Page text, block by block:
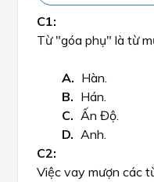
Từ "góa phụ" là từ
Hàn.
Hán.
Ấn Độ.
Anh.
Việc vay mượn các